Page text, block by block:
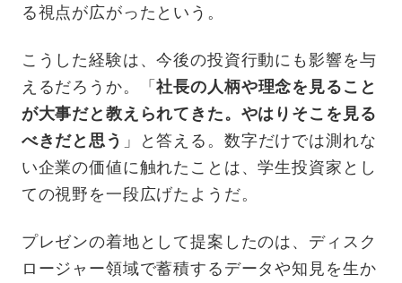
る視点が広がったという。
こうした経験は、今後の投資行動にも影響を与
えるだろうか。「社長の人柄や理念を見ること
が大事だと教えられてきた。やはりそこを見る
べきだと思う 」と答える。数字だけでは測れな
い企業の価値に触れたことは、学生投資家とし
ての視野を一段広げたようだ。
プレゼンの着地として提案したのは、ディスク
ロージャー領域で蓄積するデータや知見を生か